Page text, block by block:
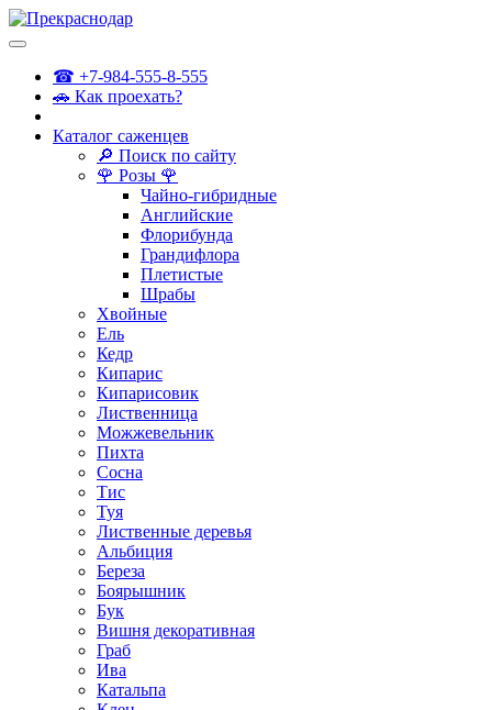
☎ +7-984-555-8-555
🚗 Как проехать?
Каталог саженцев
🔎 Поиск по сайту
🌹 Розы 🌹
Чайно-гибридные
Английские
Флорибунда
Грандифлора
Плетистые
Шрабы
Хвойные
Ель
Кедр
Кипарис
Кипарисовик
Лиственница
Можжевельник
Пихта
Сосна
Тис
Туя
Лиственные деревья
Альбиция
Береза
Боярышник
Бук
Вишня декоративная
Граб
Ива
Катальпа